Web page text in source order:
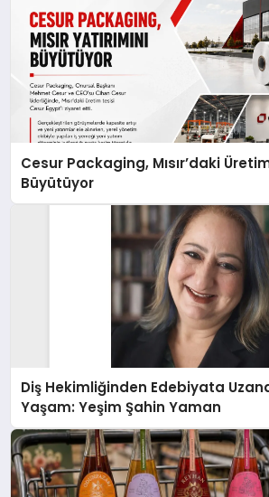
Cesur Packaging, Mısır’daki
Büyütüyor
Diş Hekimliğinden Edebiyata
Yaşam: Yeşim Şahin Yaman